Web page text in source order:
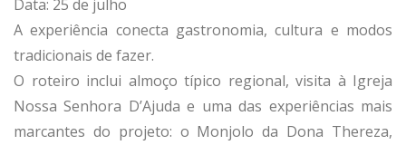
Data: 25 de julho
A experiência conecta gastronomia, cultura e modos
tradicionais de fazer.
O roteiro inclui almoço típico regional, visita à Igreja
Nossa Senhora D’Ajuda e uma das experiências mais
marcantes do projeto: o Monjolo da Dona Thereza,